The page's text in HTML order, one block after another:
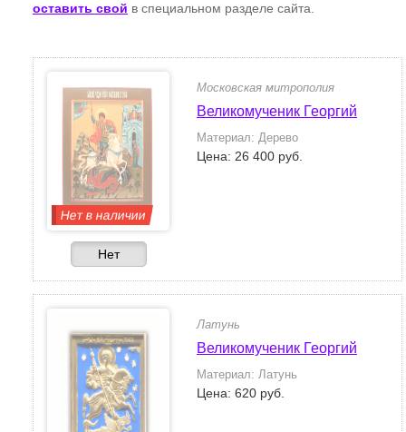
оставить свой в специальном разделе сайта.
Нет в наличии
Нет
Московская митрополия
Великомученик Георгий
Материал: Дерево
Цена: 26 400 руб.
Латунь
Великомученик Георгий
Материал: Латунь
Цена: 620 руб.